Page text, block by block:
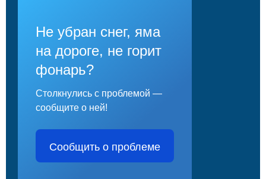
Не убран снег, яма
на дороге, не горит
фонарь?
Столкнулись с проблемой —
сообщите о ней!
Сообщить о проблеме